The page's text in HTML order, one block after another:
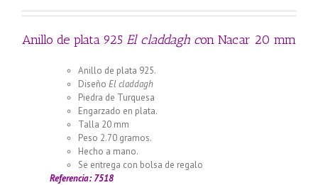
Anillo de plata 925 El claddagh con Nacar 20 mm
Anillo de plata 925.
Diseño El claddagh
Piedra de Turquesa
Engarzado en plata.
Talla 20 mm
Peso 2.70 gramos.
Hecho a mano.
Se entrega con bolsa de regalo
Referencia: 7518